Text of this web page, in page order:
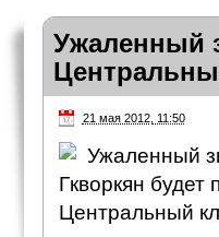
Ужаленный
21 мая 2012, 11:50
Ужаленный
Гкворкян
Центральный